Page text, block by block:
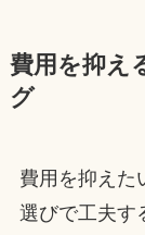
費用を抑え
グ
費用を抑えた
選びで工夫す